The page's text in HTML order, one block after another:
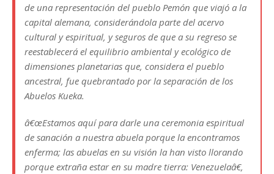
de una representación del pueblo Pemón que viajó a la
capital alemana, considerándola parte del acervo
cultural y espiritual, y seguros de que a su regreso se
reestablecerá el equilibrio ambiental y ecológico de
dimensiones planetarias que, considera el pueblo
ancestral, fue quebrantado por la separación de los
Abuelos Kueka.
â€œEstamos aquí para darle una ceremonia espiritual
de sanación a nuestra abuela porque la encontramos
enferma; las abuelas en su visión la han visto llorando
porque extraña estar en su madre tierra: Venezuelaâ€,